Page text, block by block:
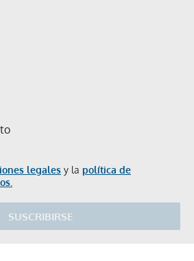
legales y la política de
SUSCRIBIRSE